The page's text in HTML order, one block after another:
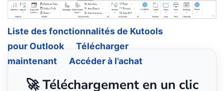
Liste des fonctionnalités de Kutools
pour Outlook
Télécharger
maintenant
Accéder à l’achat
🚀 Téléchargement en un clic